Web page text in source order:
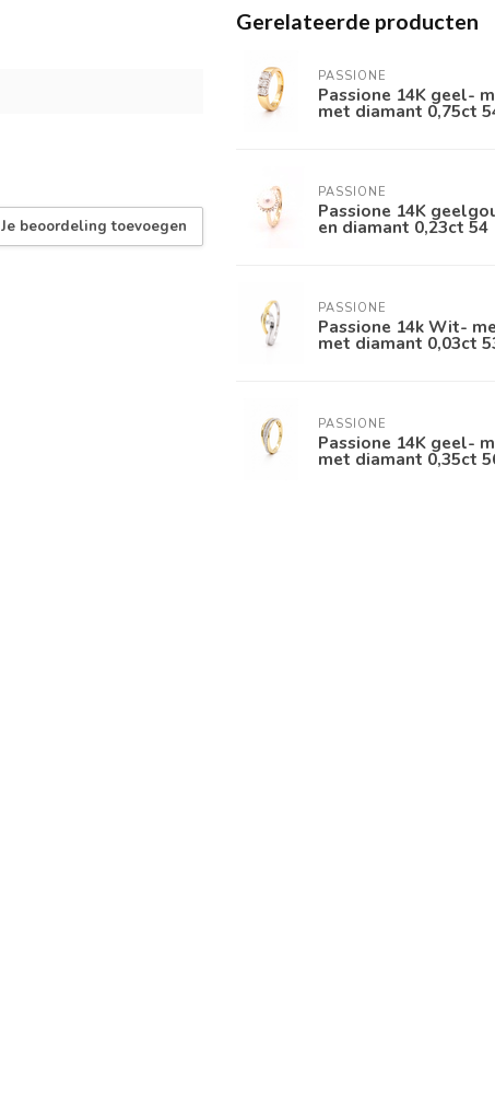
Je beoordeling toevoegen
Gerelateerde producten
PASSIONE
Passione 14K geel-
met diamant 0,75ct
PASSIONE
Passione 14K
en diamant 0,23ct 54
PASSIONE
Passione 14k Wit-
met diamant 0,03ct
PASSIONE
Passione 14K geel-
met diamant 0,35ct